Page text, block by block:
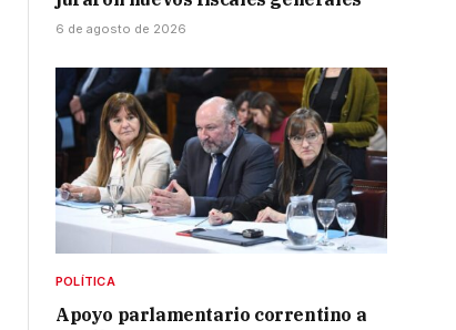
6 de agosto de 2026
POLÍTICA
Apoyo parlamentario correntino a